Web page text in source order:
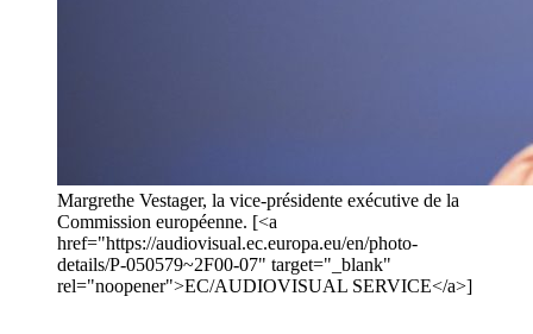
Margrethe Vestager, la vice-présidente exécutive de la
Commission européenne. [<a
href="https://audiovisual.ec.europa.eu/en/photo-
details/P-050579~2F00-07" target="_blank"
rel="noopener">EC/AUDIOVISUAL SERVICE</a>]